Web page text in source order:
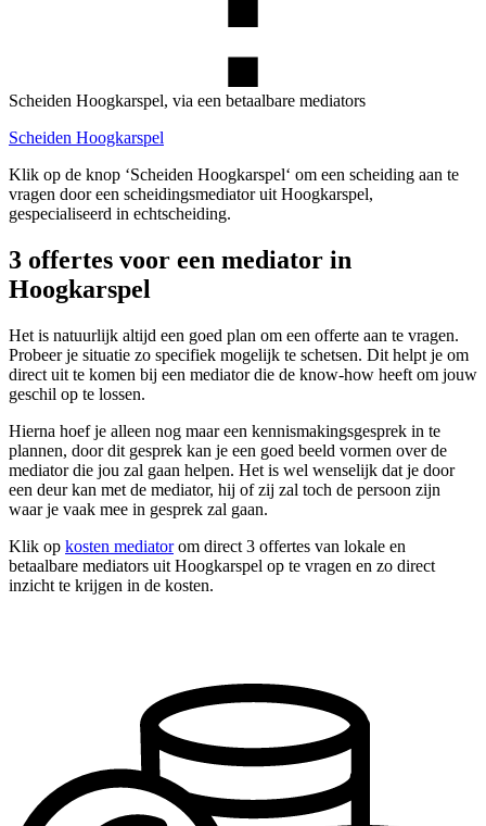
Scheiden Hoogkarspel, via een betaalbare mediators
Scheiden Hoogkarspel
Klik op de knop ‘Scheiden Hoogkarspel‘ om een scheiding aan te
vragen door een scheidingsmediator uit Hoogkarspel,
gespecialiseerd in echtscheiding.
3 offertes voor een mediator in
Hoogkarspel
Het is natuurlijk altijd een goed plan om een offerte aan te vragen.
Probeer je situatie zo specifiek mogelijk te schetsen. Dit helpt je om
direct uit te komen bij een mediator die de know-how heeft om jouw
geschil op te lossen.
Hierna hoef je alleen nog maar een kennismakingsgesprek in te
plannen, door dit gesprek kan je een goed beeld vormen over de
mediator die jou zal gaan helpen. Het is wel wenselijk dat je door
een deur kan met de mediator, hij of zij zal toch de persoon zijn
waar je vaak mee in gesprek zal gaan.
Klik op kosten mediatorom direct 3 offertes van lokale en
betaalbare mediators uit Hoogkarspel op te vragen en zo direct
inzicht te krijgen in de kosten.